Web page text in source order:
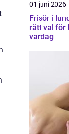
01 juni 2026
Frisör i lund vägledning
rätt val för
vardag